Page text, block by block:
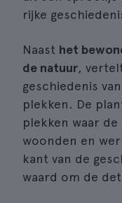
rijke
Naast het
de natuur,
geschiedenis
plekken. De
plekken waar
woonden en
kant van de
waard om de